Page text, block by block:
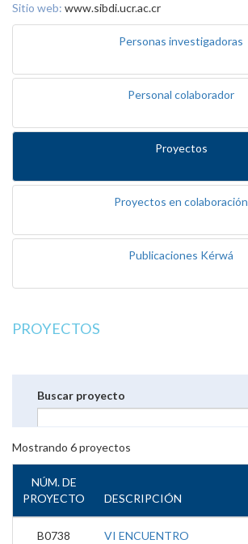
Sitio web: www.sibdi.ucr.ac.cr
Personas investigadoras
Personal colaborador
Proyectos
Proyectos en colaboración
Publicaciones Kérwá
PROYECTOS
Buscar proyecto
Mostrando 6proyectos
NÚM. DE
PROYECTO
DESCRIPCIÓN
B0738
VI ENCUENTRO